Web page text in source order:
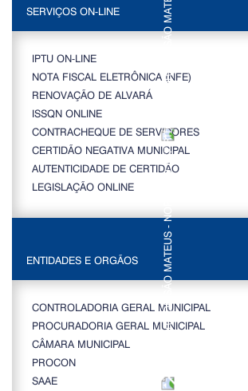
SERVIÇOS ON-LINE
IPTU ON-LINE
NOTA FISCAL ELETRÔNICA (NFE)
RENOVAÇÃO DE ALVARÁ
ISSQN ONLINE
CONTRACHEQUE DE SERVIDORES
CERTIDÃO NEGATIVA MUNICIPAL
AUTENTICIDADE DE CERTIDÃO
LEGISLAÇÃO ONLINE
ENTIDADES E ORGÃOS
CONTROLADORIA GERAL MUNICIPAL
PROCURADORIA GERAL MUNICIPAL
CÂMARA MUNICIPAL
PROCON
SAAE